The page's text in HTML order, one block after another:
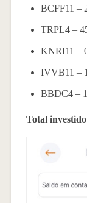
BCFF11 –
TRPL4 –
KNRI11 –
IVVB11 –
BBDC4 –
Total